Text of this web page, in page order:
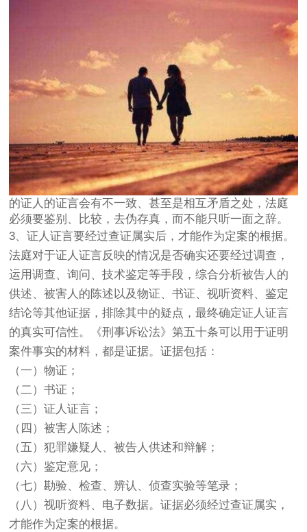
的证人的证言会有不一致、甚至是相互矛盾之处，法庭
必须要鉴别、比较，去伪存真，而不能只听一面之辞。
3、证人证言要经过查证属实后，才能作为定案的根据。
法庭对于证人证言反映的情况是否确实还要经过调查，
运用调查、询问、技术鉴定等手段，综合分析被告人的
供述、被害人的陈述以及物证、书证、视听资料、鉴定
结论等其他证据，排除其中的疑点，最终确定证人证言
的真实可信性。《刑事诉讼法》第五十条可以用于证明
案件事实的材料，都是证据。证据包括：
（一）物证；
（二）书证；
（三）证人证言；
（四）被害人陈述；
（五）犯罪嫌疑人、被告人供述和辩解；
（六）鉴定意见；
（七）勘验、检查、辨认、侦查实验等笔录；
（八）视听资料、电子数据。证据必须经过查证属实，
才能作为定案的根据。